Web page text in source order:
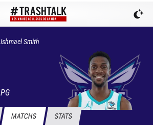
IshmaelSmith
PG
MATCHS STATS